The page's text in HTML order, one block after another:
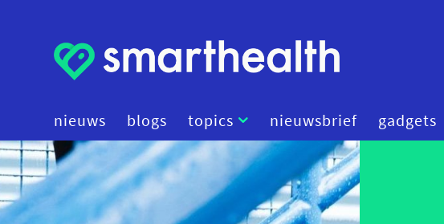
nieuws blogs topics
artificial intelligence
beleid
nieuwsbrief gadgets